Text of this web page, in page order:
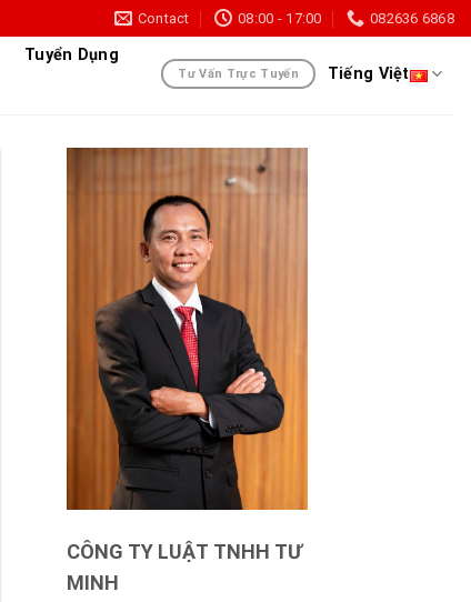
Contact 08:00 - 17:00 082636 6868
Tuyển Dụng
Tư Vấn Trực Tuyến Tiếng Việt
CÔNG TY LUẬT TNHH TƯ
MINH